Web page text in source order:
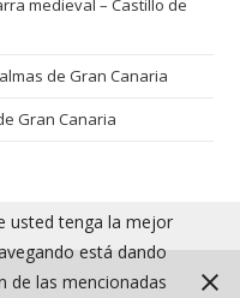
medieval – Castillo de
de Gran Canaria
Gran Canaria
usted tenga la mejor
está dando
de las mencionadas